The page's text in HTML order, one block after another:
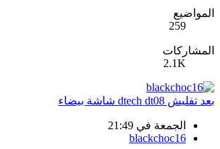
المواضيع
259
المشاركات
2.1K
بعد تفليش dtech dt08 شاشة بيضاء
الجمعة في 21:49
blackchoc16